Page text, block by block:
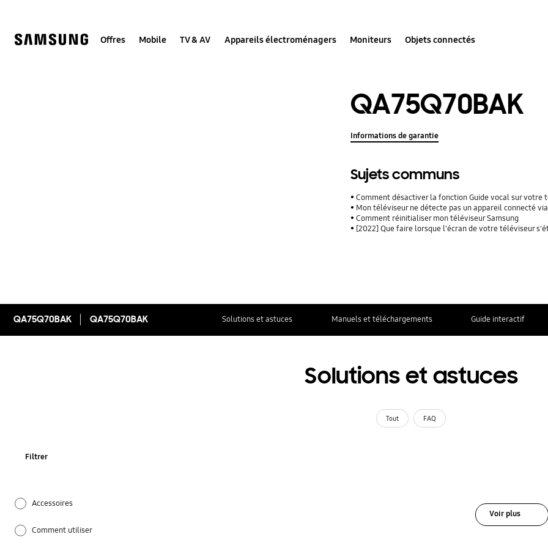
Offres Mobile TV & AV Appareils électroménagers Moniteurs Objets connectés
QA75Q70BAK
Informations de garantie
Sujets communs
Comment désactiver la fonction Guide vocal sur votre
Mon téléviseur ne détecte pas un appareil connecté
Comment réinitialiser mon téléviseur Samsung
[2022] Que faire lorsque l'écran de votre téléviseur
QA75Q70BAK QA75Q70BAK Solutions et astuces Manuels et téléchargements Guide interactif
Solutions et astuces
Tout FAQ
Filtrer
Accessoires
Comment utiliser
Voir plus